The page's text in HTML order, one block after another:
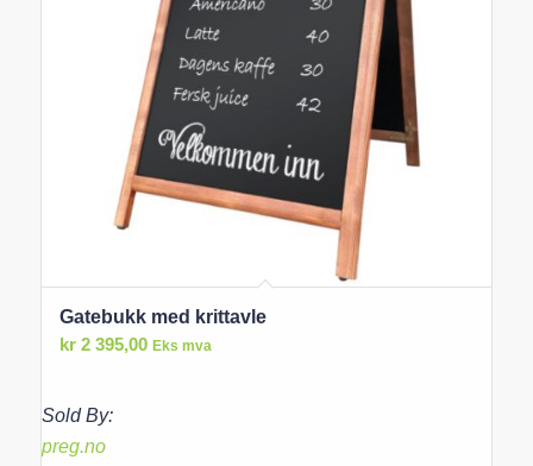
Gatebukk med krittavle
kr2 395,00 Eks mva
Sold By:
preg.no